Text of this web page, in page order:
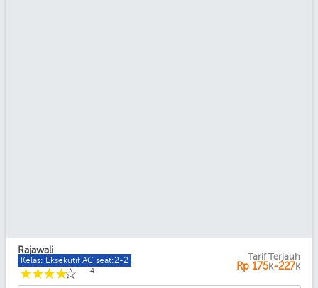
Rajawali
Kelas: Eksekutif AC seat:2-2
☆
☆
☆
☆
☆ 4
Tarif Terjauh
Rp 175K-227K